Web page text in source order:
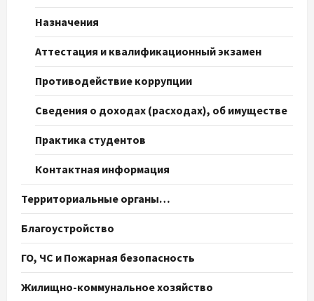
Назначения
Аттестация и квалификационный экзамен
Противодействие коррупции
Сведения о доходах (расходах), об имуществе
Практика студентов
Контактная информация
Территориальные органы…
Благоустройство
ГО, ЧС и Пожарная безопасность
Жилищно-коммунальное хозяйство